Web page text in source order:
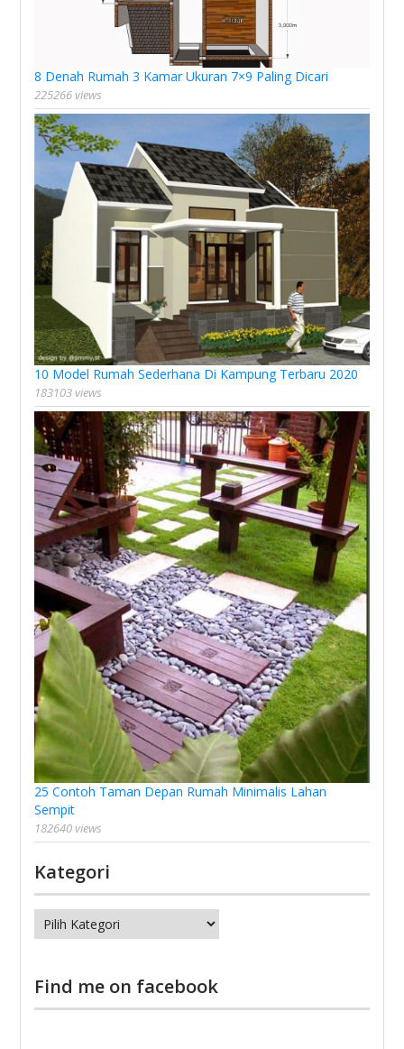
8 Denah Rumah 3 Kamar Ukuran 7×9 Paling Dicari
225266 views
10 Model Rumah Sederhana Di Kampung Terbaru 2020
183103 views
25 Contoh Taman Depan Rumah Minimalis Lahan
Sempit
182640 views
Kategori
Kategori
Find me on facebook